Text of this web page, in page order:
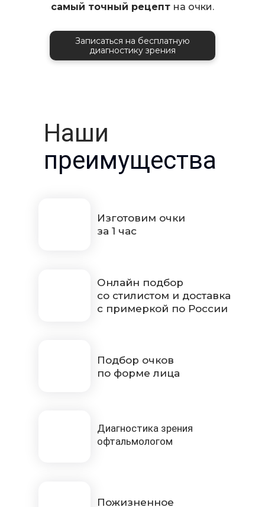
самый точный рецепт на очки.
Записаться на бесплатную
диагностику зрения
Наши
преимущества
Изготовим очки
за 1 час
Подбор очков
по форме лица
Пожизненное
Онлайн подбор
со стилистом и доставка
с примеркой по России
Диагностика зрения
офтальмологом